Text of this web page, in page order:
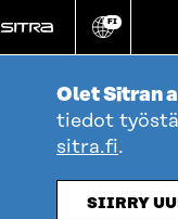
suoraan
sisältöön
Vaihda
kieli
FI
Olet Sitran
tiedot
sitra.fi.
SIIRRY